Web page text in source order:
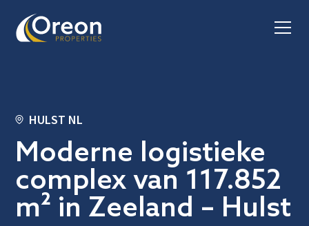
HULST NL
Moderne logistieke
complex van 117.852
m² in Zeeland – Hulst